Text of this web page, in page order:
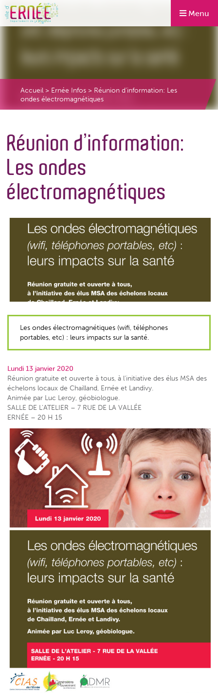
Menu
Accueil > Ernée Infos > Réunion d’information: Les
ondes électromagnétiques
Réunion d’information:
Les ondes
électromagnétiques
Les ondes électromagnétiques (wifi, téléphones
portables, etc) : leurs impacts sur la santé.
Lundi 13 janvier 2020
Réunion gratuite et ouverte à tous, à l’initiative des élus MSA des
échelons locaux de Chailland, Ernée et Landivy.
Animée par Luc Leroy, géobiologue.
SALLE DE L’ATELIER – 7 RUE DE LA VALLÉE
ERNÉE – 20 H 15